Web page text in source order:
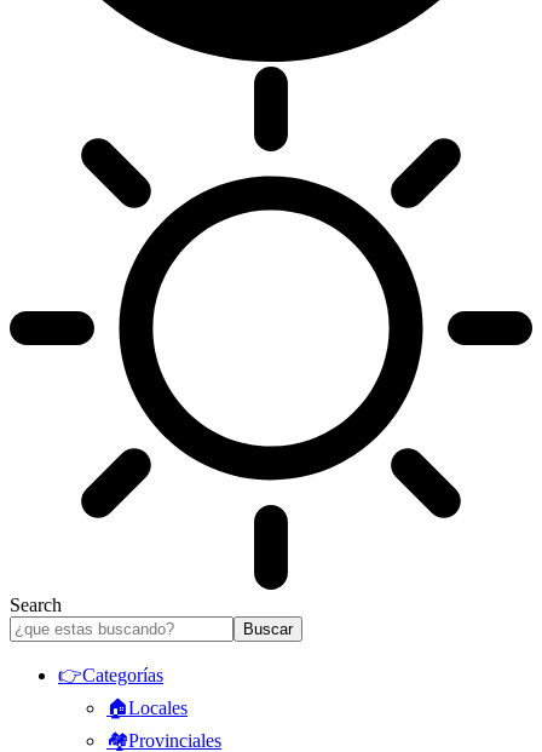
Search
👉Categorías
🏠Locales
🏘️Provinciales